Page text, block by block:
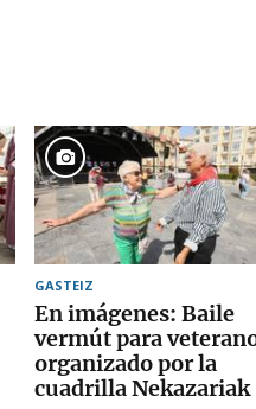
GASTEIZ
En imágenes: Baile
vermút para
organizado por la
cuadrilla Nekazariak